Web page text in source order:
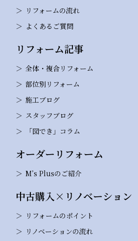
リフォームの流れ
よくあるご質問
リフォーム記事
全体・複合リフォーム
部位別リフォーム
施工ブログ
スタッフブログ
「図でき」コラム
オーダーリフォーム
M’s Plusのご紹介
中古購入×リノベーション
リフォームのポイント
リノベーションの流れ